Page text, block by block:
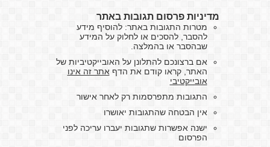
מדיניות פרסום תגובות באתר
מטרות התגובות באתר: להוסיף מידע
להסבר, להסכים או לחלוק על המידע
שבהסבר או בהמלצה.
אם ברצונכם להתלונן על האובייקטיביות של
האתר, קראו קודם את הדףאתר זה אינו
אובייקטיבי
התגובות מתפרסמות רק לאחר אישור
אין הבטחה שהתגובות יאושרו
ישנה אפשרות שתגובות יעברו עריכה לפני
הפרסום